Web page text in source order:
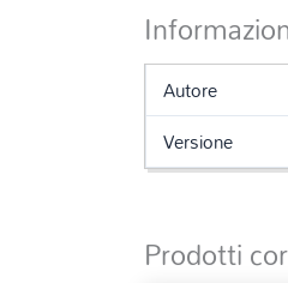
Autore
Versione
Prodotti